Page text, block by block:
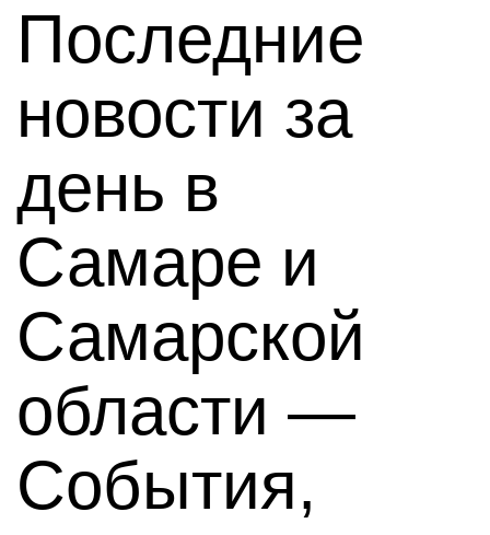
Последние
новости за
день в
Самаре и
Самарской
области —
События,